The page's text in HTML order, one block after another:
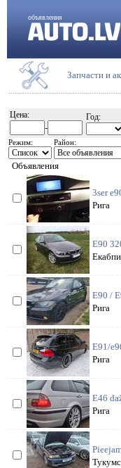
объявления
Запчасти и
Цена:
-
Год:
Режим: Район:
Объявления
3ser
Рига
E90
E90 /
Рига
E91/
Рига
E46
Рига